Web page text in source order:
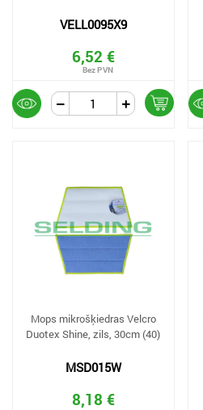
VELL0095X9
6,52 €
Mops mikrošķiedras Velcro
Duotex Shine, zils, 30cm (40)
MSD015W
8,18 €